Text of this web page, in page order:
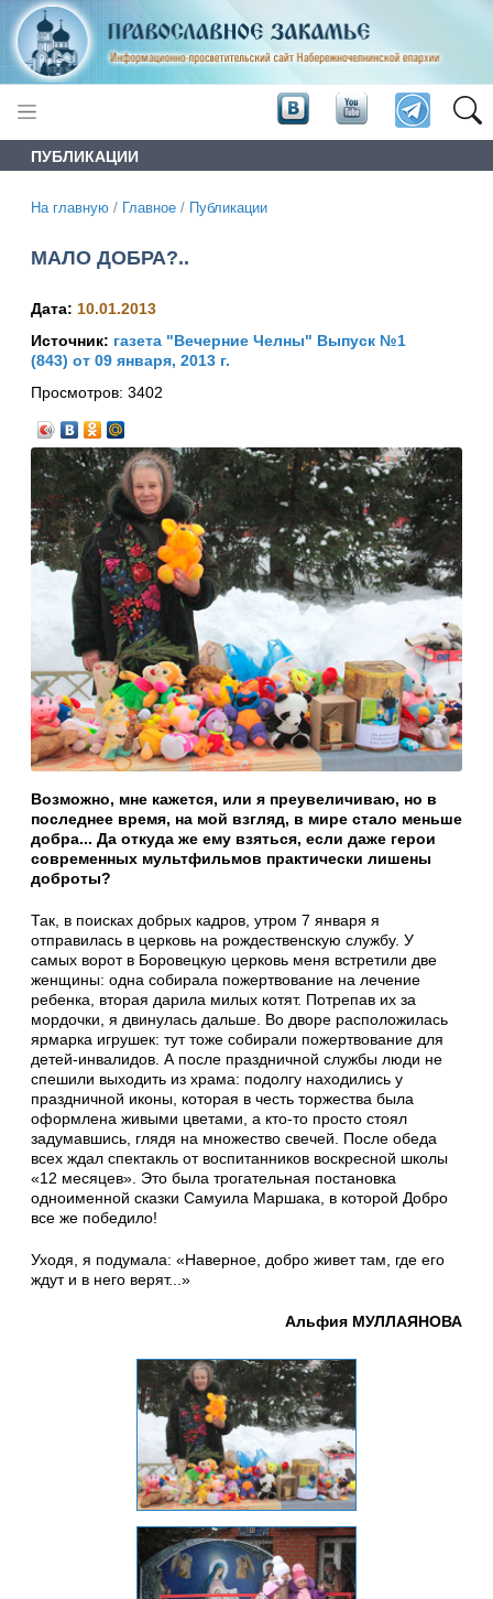
ПУБЛИКАЦИИ
На главную / Главное / Публикации
МАЛО ДОБРА?..
Дата: 10.01.2013
Источник: газета "Вечерние Челны" Выпуск №1
(843) от 09 января, 2013 г.
Просмотров: 3402
Возможно, мне кажется, или я преувеличиваю, но в
последнее время, на мой взгляд, в мире стало меньше
добра... Да откуда же ему взяться, если даже герои
современных мультфильмов практически лишены
доброты?
Так, в поисках добрых кадров, утром 7 января я
отправилась в церковь на рождественскую службу. У
самых ворот в Боровецкую церковь меня встретили две
женщины: одна собирала пожертвование на лечение
ребенка, вторая дарила милых котят. Потрепав их за
мордочки, я двинулась дальше. Во дворе расположилась
ярмарка игрушек: тут тоже собирали пожертвование для
детей-инвалидов. А после праздничной службы люди не
спешили выходить из храма: подолгу находились у
праздничной иконы, которая в честь торжества была
оформлена живыми цветами, а кто-то просто стоял
задумавшись, глядя на множество свечей. После обеда
всех ждал спектакль от воспитанников воскресной школы
«12 месяцев». Это была трогательная постановка
одноименной сказки Самуила Маршака, в которой Добро
все же победило!
Уходя, я подумала: «Наверное, добро живет там, где его
ждут и в него верят...»
Альфия МУЛЛАЯНОВА